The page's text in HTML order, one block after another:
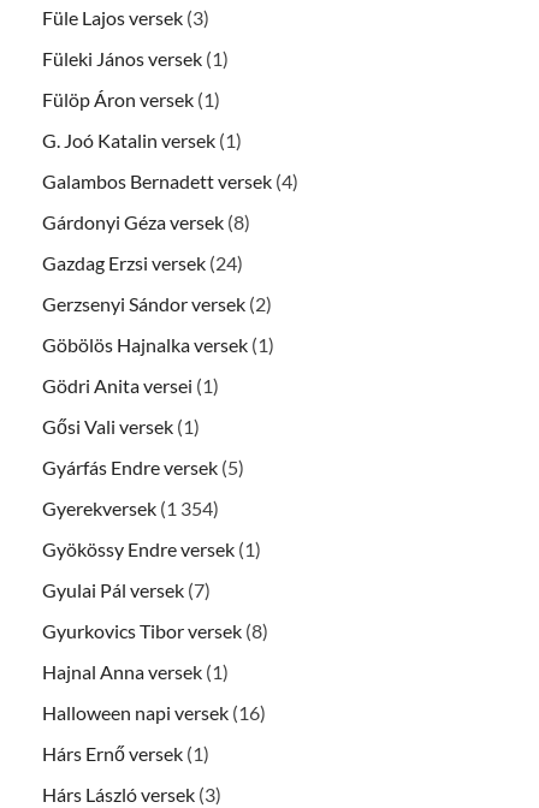
Füle Lajos versek (3)
Füleki János versek (1)
Fülöp Áron versek (1)
G. Joó Katalin versek (1)
Galambos Bernadett versek (4)
Gárdonyi Géza versek (8)
Gazdag Erzsi versek (24)
Gerzsenyi Sándor versek (2)
Göbölös Hajnalka versek (1)
Gödri Anita versei (1)
Gősi Vali versek (1)
Gyárfás Endre versek (5)
Gyerekversek (1 354)
Gyökössy Endre versek (1)
Gyulai Pál versek (7)
Gyurkovics Tibor versek (8)
Hajnal Anna versek (1)
Halloween napi versek (16)
Hárs Ernő versek (1)
Hárs László versek (3)